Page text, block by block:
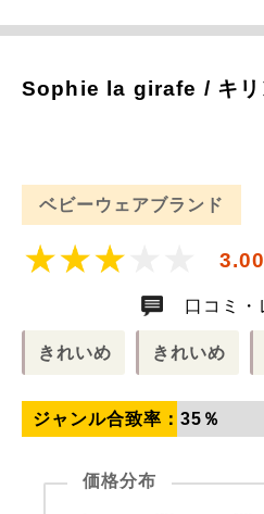
Sophie la girafe / キリ
ベビーウェアブランド
3.00
口コミ・
きれいめ きれいめ
ジャンル合致率： 35 ％
価格分布